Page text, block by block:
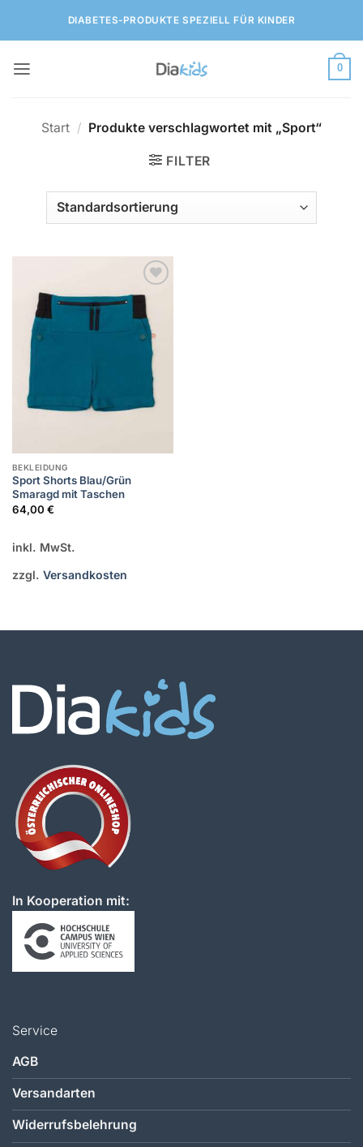
DIABETES-PRODUKTE SPEZIELL FÜR KINDER
0
Start / Produkte verschlagwortet mit „Sport“
FILTER
Zur
Wunschliste
hinzufügen
BEKLEIDUNG
Sport Shorts Blau/Grün
Smaragd mit Taschen
64,00 €
inkl. MwSt.
zzgl. Versandkosten
In Kooperation mit:
Service
AGB
Versandarten
Widerrufsbelehrung